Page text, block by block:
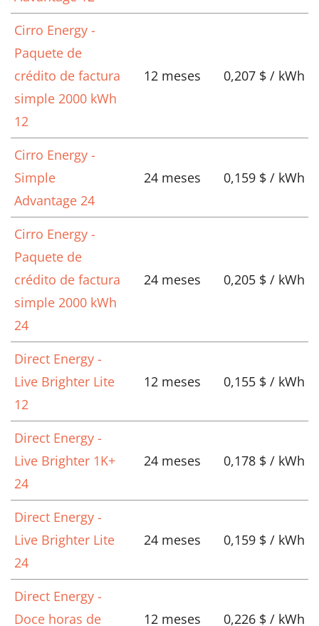
Cirro Energy -
Paquete de
crédito de factura
simple 2000 kWh
12
12 meses 0,207 $ / kWh
Cirro Energy -
Simple
Advantage 24
24 meses 0,159 $ / kWh
Cirro Energy -
Paquete de
crédito de factura
simple 2000 kWh
24
24 meses 0,205 $ / kWh
Direct Energy -
Live Brighter Lite
12
12 meses 0,155 $ / kWh
Direct Energy -
Live Brighter 1K+
24
24 meses 0,178 $ / kWh
Direct Energy -
Live Brighter Lite
24
24 meses 0,159 $ / kWh
Direct Energy -
Doce horas de
12 meses 0,226 $ / kWh